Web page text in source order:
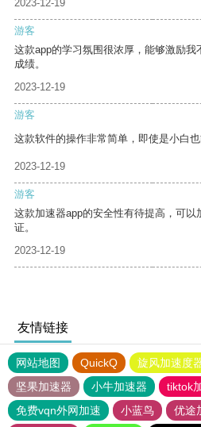
2023-12-19
游客
这款app的学习氛围很浓厚，能够激励
成绩。
2023-12-19
游客
这款软件的操作非常简单，即使是小白也
2023-12-19
游客
这款加速器app的安全性有待提高，可
证。
2023-12-19
友情链接
网站地图 QuickQ 旋风加速度
坚果加速器
小牛加速器 tiktok
免费vqn外网加速
小蓝鸟 优途